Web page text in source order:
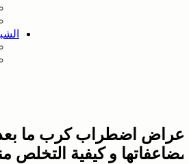
أعراض اضطراب كرب ما
مضاعفاتها و كيفية التخلص